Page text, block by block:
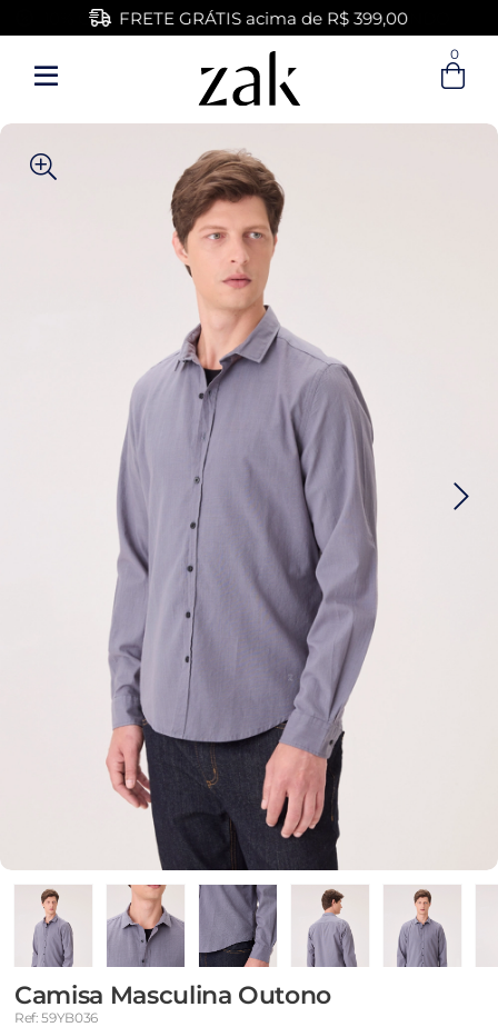
Entre com email ou cpf/cnpj
Criar nova conta
FRETE GRÁTIS acima de R$ 399,00
0
Camisa Masculina Outono
Ref: 59YB036